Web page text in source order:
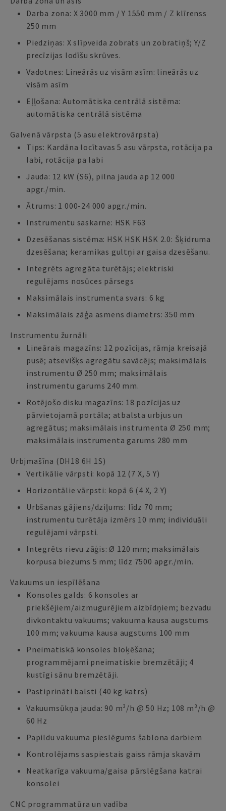
Darba zona: X 3000 mm / Y 1550 mm / Z klīrenss
250 mm
Piedziņas: X slīpveida zobrats un zobratiņš; Y/Z
precīzijas lodīšu skrūves.
Vadotnes: Lineārās uz visām asīm: lineārās uz
visām asīm
Eļļošana: Automātiska centrālā sistēma:
automātiska centrālā sistēma
Galvenā vārpsta (5 asu elektrovārpsta)
Tips: Kardāna locītavas 5 asu vārpsta, rotācija pa
labi, rotācija pa labi
Jauda: 12 kW (S6), pilna jauda ap 12 000
apgr./min.
Ātrums: 1 000-24 000 apgr./min.
Instrumentu saskarne: HSK F63
Dzesēšanas sistēma: HSK HSK HSK 2.0: Šķidruma
dzesēšana; keramikas gultņi ar gaisa dzesēšanu.
Integrēts agregāta turētājs; elektriski
regulējams nosūces pārsegs
Maksimālais instrumenta svars: 6 kg
Maksimālais zāģa asmens diametrs: 350 mm
Instrumentu žurnāli
Lineārais magazīns: 12 pozīcijas, rāmja kreisajā
pusē; atsevišķs agregātu savācējs; maksimālais
instrumentu Ø 250 mm; maksimālais
instrumentu garums 240 mm.
Rotējošo disku magazīns: 18 pozīcijas uz
pārvietojamā portāla; atbalsta urbjus un
agregātus; maksimālais instrumenta Ø 250 mm;
maksimālais instrumenta garums 280 mm
Urbjmašīna (DH18 6H 1S)
Vertikālie vārpsti: kopā 12 (7 X, 5 Y)
Horizontālie vārpsti: kopā 6 (4 X, 2 Y)
Urbšanas gājiens/dziļums: līdz 70 mm;
instrumentu turētāja izmērs 10 mm; individuāli
regulējami vārpsti.
Integrēts rievu zāģis: Ø 120 mm; maksimālais
korpusa biezums 5 mm; līdz 7500 apgr./min.
Vakuums un iespīlēšana
Konsoles galds: 6 konsoles ar
priekšējiem/aizmugurējiem aizbīdņiem; bezvadu
divkontaktu vakuums; vakuuma kausa augstums
100 mm; vakuuma kausa augstums 100 mm
Pneimatiskā konsoles bloķēšana;
programmējami pneimatiskie bremzētāji; 4
kustīgi sānu bremzētāji.
Pastiprināti balsti (40 kg katrs)
Vakuumsūkņa jauda: 90 m³/h @ 50 Hz; 108 m³/h @
60 Hz
Papildu vakuuma pieslēgums šablona darbiem
Kontrolējams saspiestais gaiss rāmja skavām
Neatkarīga vakuuma/gaisa pārslēgšana katrai
konsolei
CNC programmatūra un vadība